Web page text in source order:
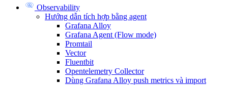
Observability
Hướng dẫn tích hợp bằng agent
Grafana Alloy
Grafana Agent (Flow mode)
Promtail
Vector
Fluentbit
Opentelemetry Collector
Dùng Grafana Alloy push metrics và import